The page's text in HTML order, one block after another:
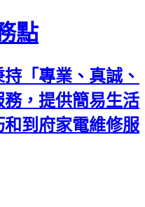
點
「專業、真誠、
，提供簡易生活
到府家電維修服